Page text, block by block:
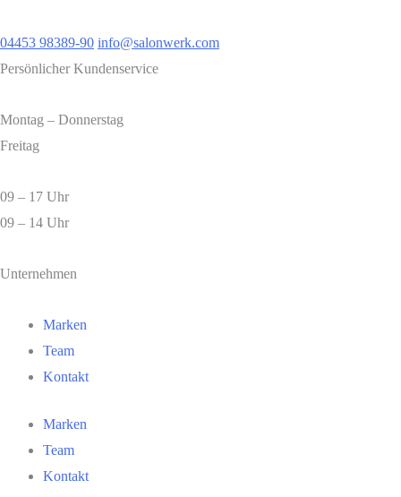
04453 98389-90 info@salonwerk.com
Persönlicher Kundenservice
Montag – Donnerstag
Freitag
09 – 17 Uhr
09 – 14 Uhr
Unternehmen
Marken
Team
Kontakt
Marken
Team
Kontakt